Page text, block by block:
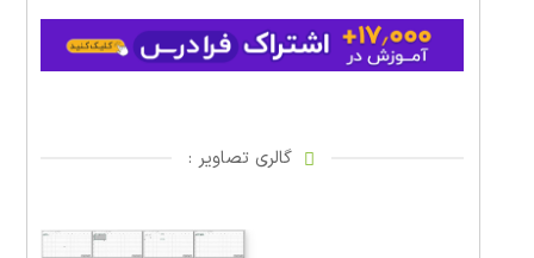
گالری تصاویر :